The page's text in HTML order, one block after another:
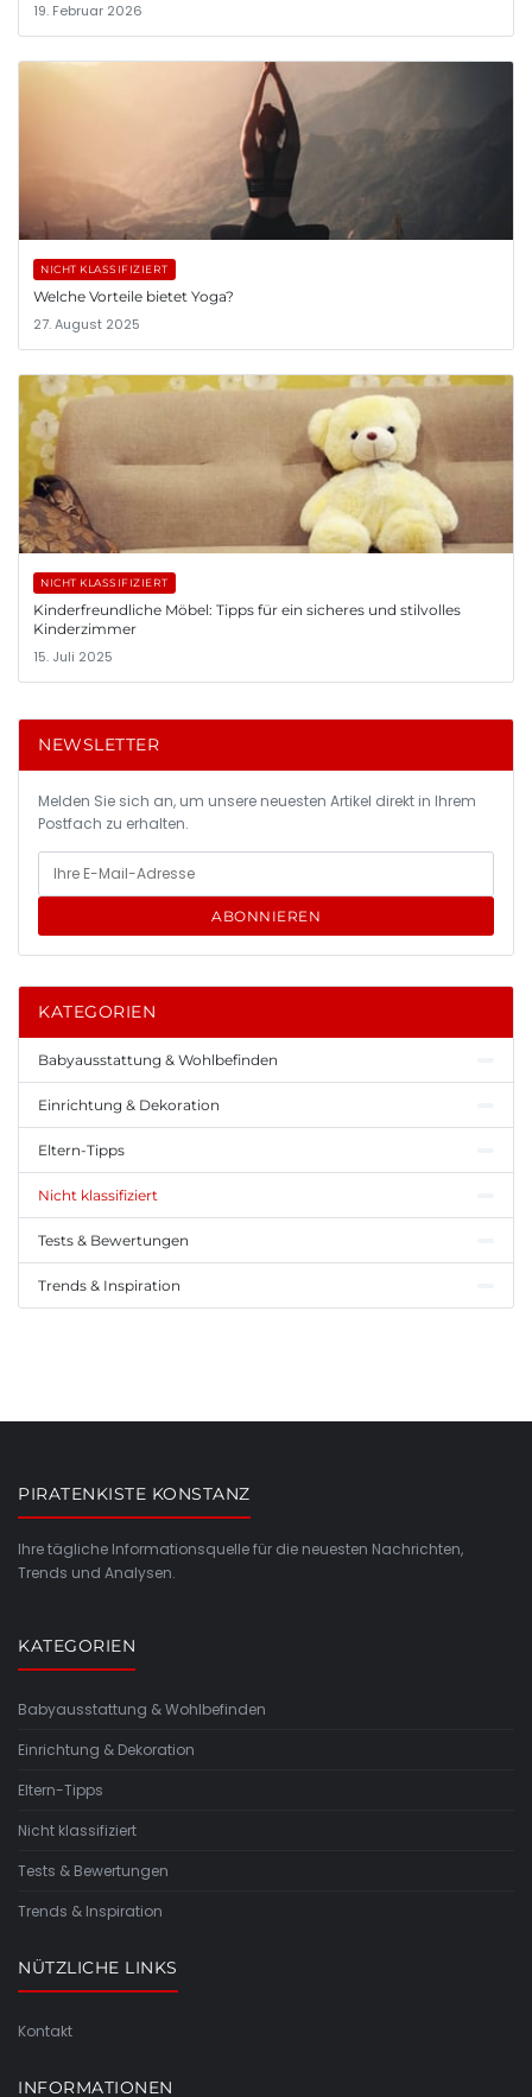
19. Februar 2026
NICHT KLASSIFIZIERT
Welche Vorteile bietet Yoga?
27. August 2025
NICHT KLASSIFIZIERT
Kinderfreundliche Möbel: Tipps für ein sicheres und stilvolles
Kinderzimmer
15. Juli 2025
NEWSLETTER
Melden Sie sich an, um unsere neuesten Artikel direkt in Ihrem
Postfach zu erhalten.
ABONNIEREN
KATEGORIEN
Babyausstattung & Wohlbefinden
Einrichtung & Dekoration
Eltern-Tipps
Nicht klassifiziert
Tests & Bewertungen
Trends & Inspiration
PIRATENKISTE KONSTANZ
Ihre tägliche Informationsquelle für die neuesten Nachrichten,
Trends und Analysen.
KATEGORIEN
Babyausstattung & Wohlbefinden
Einrichtung & Dekoration
Eltern-Tipps
Nicht klassifiziert
Tests & Bewertungen
Trends & Inspiration
NÜTZLICHE LINKS
Kontakt
INFORMATIONEN